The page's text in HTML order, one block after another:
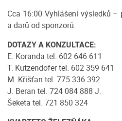
Cca 16:00 Vyhlášení výsledků
a darů od sponzorů.
DOTAZY A KONZULTACE:
E. Koranda tel. 602 646 611
T. Kutzendofer tel. 602 359 641
M. Křišťan tel. 775 336 392
J. Beran tel. 724 084 888 J.
Šeketa tel. 721 850 324